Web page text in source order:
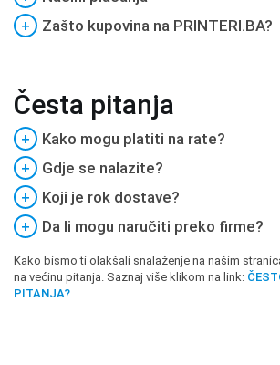
+
Zašto kupovina na PRINTERI.BA?
Česta pitanja
+
Kako mogu platiti na rate?
+
Gdje se nalazite?
+
Koji je rok dostave?
+
Da li mogu naručiti preko firme?
Kako bismo ti olakšali snalaženje na našim
na većinu pitanja. Saznaj više klikom na link:
PITANJA?